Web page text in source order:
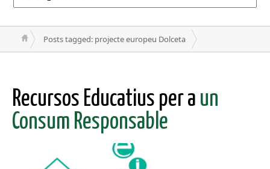
Posts tagged: projecte europeu Dolceta
Recursos Educatius per a un
Consum Responsable